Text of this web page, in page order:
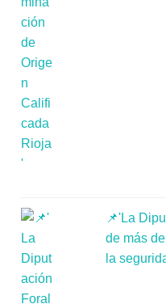
📌'La
de más
la